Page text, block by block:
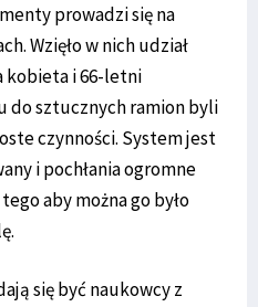
prowadzi się na
Wzięło w nich udział
kobieta i 66-letni
do sztucznych ramion byli
czynności. System jest
i pochłania ogromne
aby można go było
się być naukowcy z